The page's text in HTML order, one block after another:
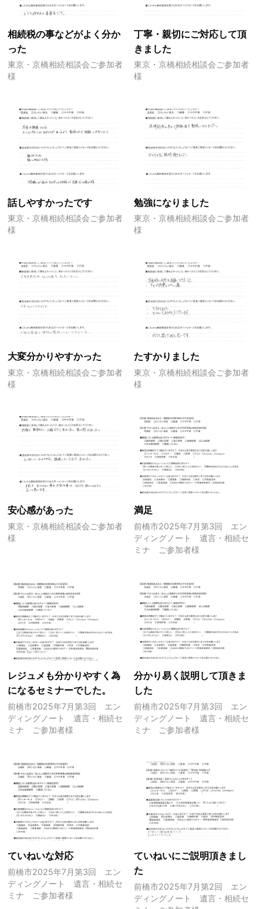
相続税の事などがよく分か
った
東京・京橋相続相談会ご参加者
様
丁寧・親切にご対応して頂
きました
東京・京橋相続相談会ご参加者
様
話しやすかったです
東京・京橋相続相談会ご参加者
様
勉強になりました
東京・京橋相続相談会ご参加者
様
大変分かりやすかった
東京・京橋相続相談会ご参加者
様
たすかりました
東京・京橋相続相談会ご参加者
様
安心感があった
東京・京橋相続相談会ご参加者
様
満足
前橋市2025年7月第3回 エン
ディングノート 遺言・相続セ
ミナ ご参加者様
レジュメも分かりやすく為
になるセミナーでした。
前橋市2025年7月第3回 エン
ディングノート 遺言・相続セ
ミナ ご参加者様
分かり易く説明して頂きま
した
前橋市2025年7月第3回 エン
ディングノート 遺言・相続セ
ミナ ご参加者様
ていねいな対応
前橋市2025年7月第3回 エン
ディングノート 遺言・相続セ
ミナ ご参加者様
ていねいにご説明頂きまし
た
前橋市2025年7月第2回 エン
ディングノート 遺言・相続セ